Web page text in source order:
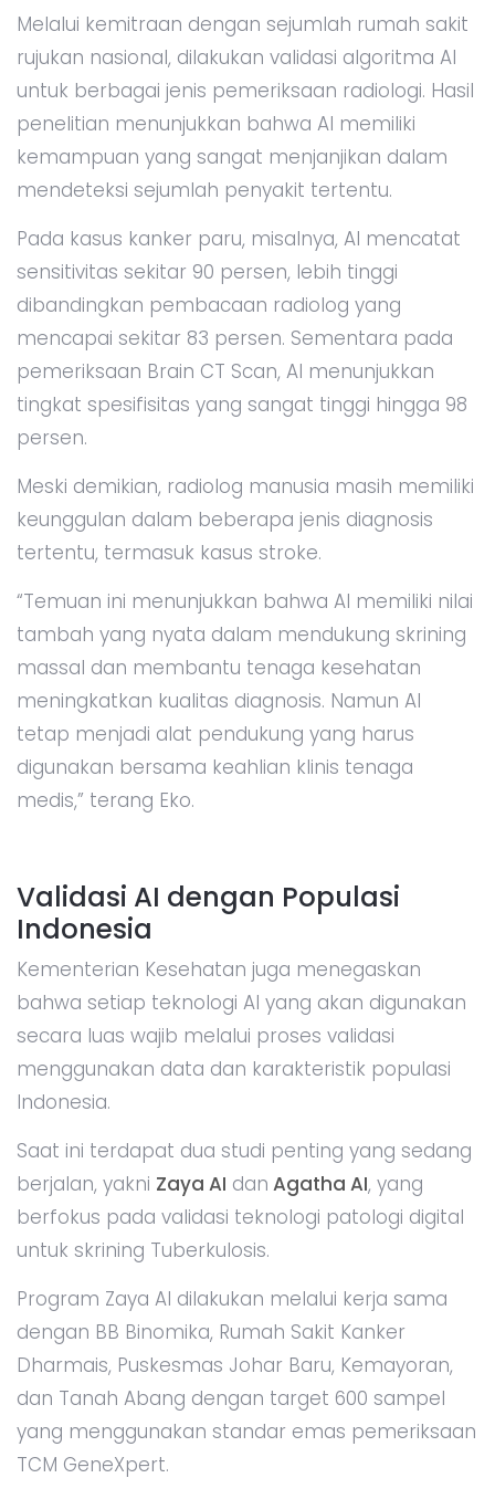
Melalui kemitraan dengan sejumlah rumah sakit
rujukan nasional, dilakukan validasi algoritma AI
untuk berbagai jenis pemeriksaan radiologi. Hasil
penelitian menunjukkan bahwa AI memiliki
kemampuan yang sangat menjanjikan dalam
mendeteksi sejumlah penyakit tertentu.
Pada kasus kanker paru, misalnya, AI mencatat
sensitivitas sekitar 90 persen, lebih tinggi
dibandingkan pembacaan radiolog yang
mencapai sekitar 83 persen. Sementara pada
pemeriksaan Brain CT Scan, AI menunjukkan
tingkat spesifisitas yang sangat tinggi hingga 98
persen.
Meski demikian, radiolog manusia masih memiliki
keunggulan dalam beberapa jenis diagnosis
tertentu, termasuk kasus stroke.
“Temuan ini menunjukkan bahwa AI memiliki nilai
tambah yang nyata dalam mendukung skrining
massal dan membantu tenaga kesehatan
meningkatkan kualitas diagnosis. Namun AI
tetap menjadi alat pendukung yang harus
digunakan bersama keahlian klinis tenaga
medis,” terang Eko.
Validasi AI dengan Populasi
Indonesia
Kementerian Kesehatan juga menegaskan
bahwa setiap teknologi AI yang akan digunakan
secara luas wajib melalui proses validasi
menggunakan data dan karakteristik populasi
Indonesia.
Saat ini terdapat dua studi penting yang sedang
berjalan, yakni Zaya AI dan Agatha AI, yang
berfokus pada validasi teknologi patologi digital
untuk skrining Tuberkulosis.
Program Zaya AI dilakukan melalui kerja sama
dengan BB Binomika, Rumah Sakit Kanker
Dharmais, Puskesmas Johar Baru, Kemayoran,
dan Tanah Abang dengan target 600 sampel
yang menggunakan standar emas pemeriksaan
TCM GeneXpert.